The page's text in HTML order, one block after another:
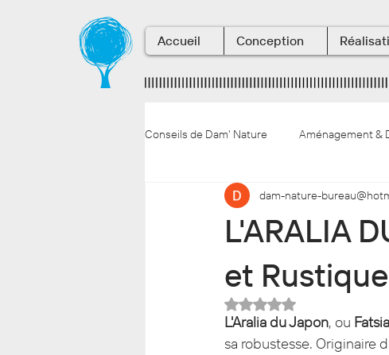
Accueil Conception
Conseils de Dam' Nature Aménagement &
La vie en entreprise Conseils
L'ARALIA
et Rustique
dam-nature-
Noté NaN étoiles sur 5.
L'Aralia du Japon, ou
sa robustesse. Originaire